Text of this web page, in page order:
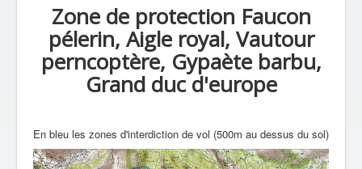
Zone de protection Faucon
pélerin, Aigle royal, Vautour
perncoptère, Gypaète barbu,
Grand duc d'europe
En bleu les zones d'interdiction de vol (500m au dessus du sol)